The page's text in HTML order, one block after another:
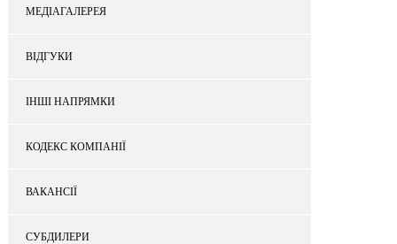
МЕДІАГАЛЕРЕЯ
ВІДГУКИ
ІНШІ НАПРЯМКИ
КОДЕКС КОМПАНІЇ
ВАКАНСІЇ
СУБДИЛЕРИ